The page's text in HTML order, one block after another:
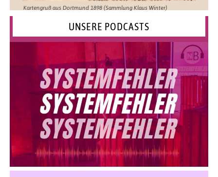
Kartengruß aus Dortmund 1898 (Sammlung Klaus Winter)
UNSERE PODCASTS